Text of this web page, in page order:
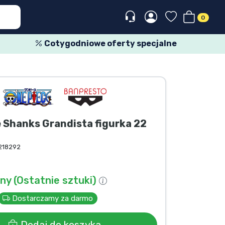
0
Cotygodniowe oferty specjalne
Shanks Grandista figurka 22
(Ostatnie sztuki)
Dostarczamy za darmo